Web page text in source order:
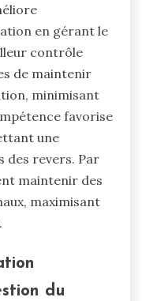
en gérant le
contrôle
de maintenir
minimisant
favorise
une
des revers. Par
maintenir des
maximisant
du